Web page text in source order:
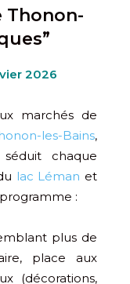
Thonon-
2026
marchés de
les-Bains,
chaque
lac Léman et
:
plus de
place aux
(décorations,